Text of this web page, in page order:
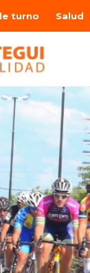
turno Salud